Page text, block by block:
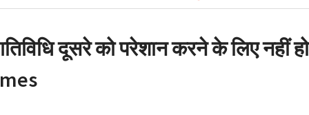
के PRO और OSD के
दूसरे को परेशान करने के लिए नहीं हो